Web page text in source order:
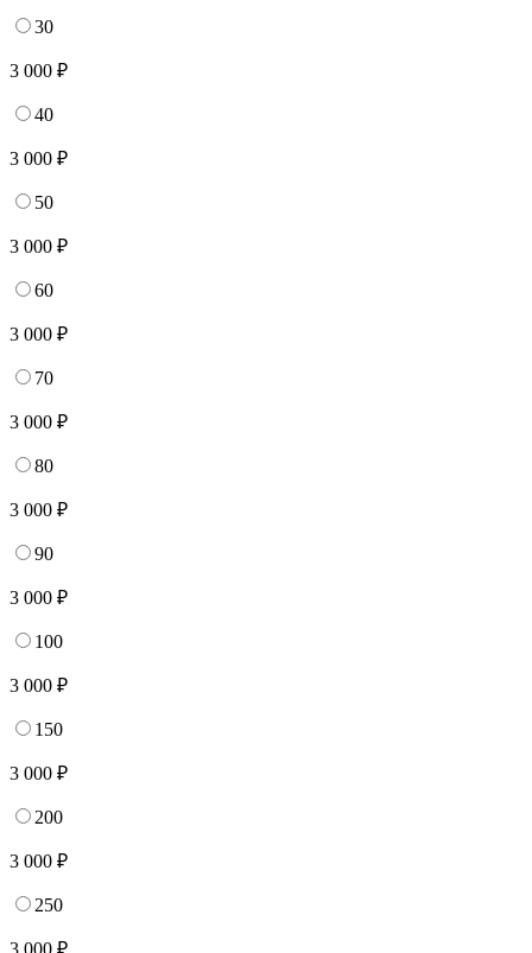
30
3 000 ₽
40
3 000 ₽
50
3 000 ₽
60
3 000 ₽
70
3 000 ₽
80
3 000 ₽
90
3 000 ₽
100
3 000 ₽
150
3 000 ₽
200
3 000 ₽
250
3 000 ₽